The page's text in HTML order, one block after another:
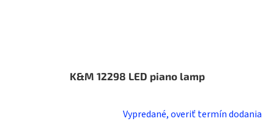
K&M 12298 LED piano lamp
Vypredané, overiť termín dodania